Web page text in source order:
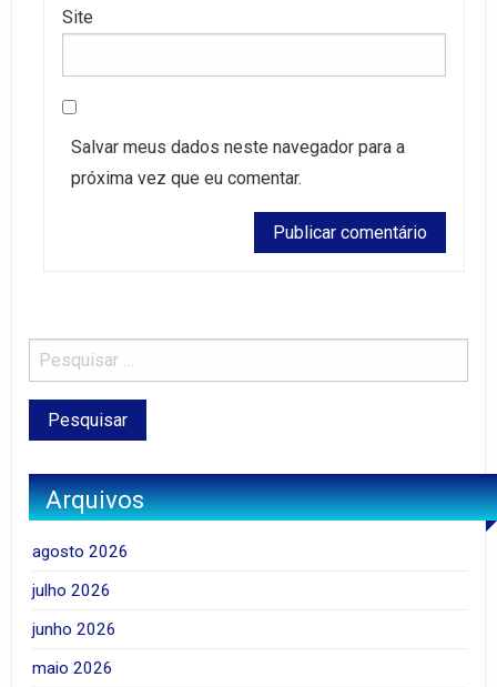
Site
Salvar meus dados neste navegador para a
próxima vez que eu comentar.
Arquivos
agosto 2026
julho 2026
junho 2026
maio 2026